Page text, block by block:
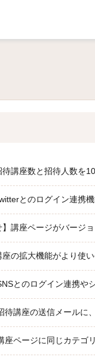
講座数と招待人数を
とのログイン連携
】講座ページがバージ
座の拡大機能がより使
とのログイン連携や
待講座の送信メールに
座ページに同じカテゴ